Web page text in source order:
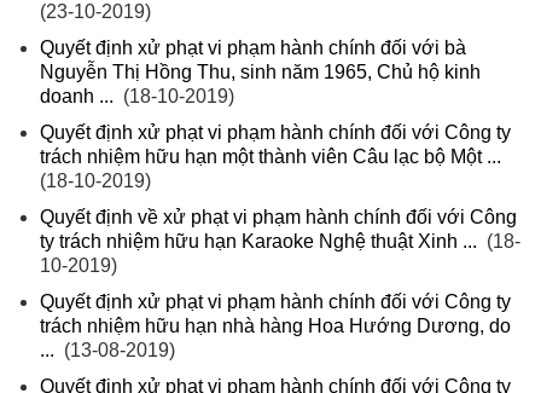
(23-10-2019)
Quyết định xử phạt vi phạm hành chính đối với bà
Nguyễn Thị Hồng Thu, sinh năm 1965, Chủ hộ kinh
doanh ... (18-10-2019)
Quyết định xử phạt vi phạm hành chính đối với Công ty
trách nhiệm hữu hạn một thành viên Câu lạc bộ Một ...
(18-10-2019)
Quyết định về xử phạt vi phạm hành chính đối với Công
ty trách nhiệm hữu hạn Karaoke Nghệ thuật Xinh ... (18-
10-2019)
Quyết định xử phạt vi phạm hành chính đối với Công ty
trách nhiệm hữu hạn nhà hàng Hoa Hướng Dương, do
... (13-08-2019)
Quyết định xử phạt vi phạm hành chính đối với Công ty